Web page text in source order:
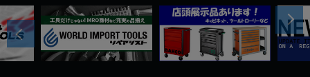
Previous
Next